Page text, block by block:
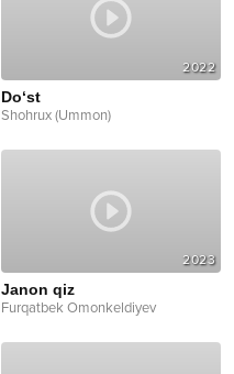
2022
Do‘st
Shohrux (Ummon)
2023
Janon qiz
Furqatbek Omonkeldiyev